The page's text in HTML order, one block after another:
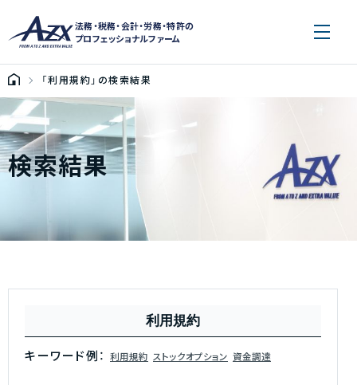
法務・税務・会計・労務・特許の
プロフェッショナルファーム
「利用規約」の検索結果
検索結果
キーワード例： 利用規約 ストックオプション 資金調達